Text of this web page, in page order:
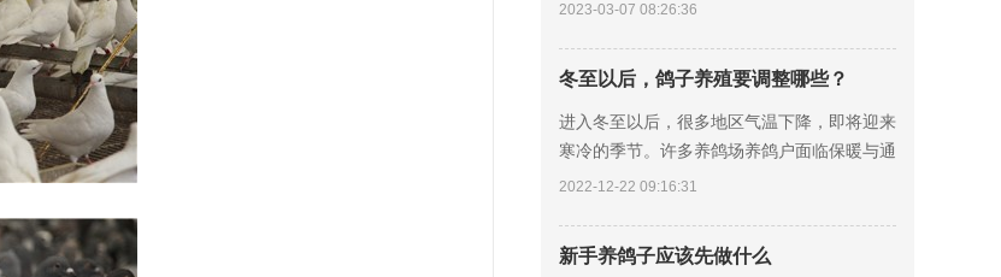
2023-03-07 08:26:36
冬至以后，鸽子养殖要调整哪些？
进入冬至以后，很多地区气温下降，即将迎来
寒冷的季节。许多养鸽场养鸽户面临保暖与通
风等饲养问题，往往错过肉鸽价格相对较好的
2022-12-22 09:16:31
新手养鸽子应该先做什么